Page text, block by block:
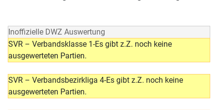
Inoffizielle DWZ Auswertung
SVR – Verbandsklasse 1-Es gibt z.Z. noch keine
ausgewerteten Partien.
SVR – Verbandsbezirkliga 4-Es gibt z.Z. noch keine
ausgewerteten Partien.